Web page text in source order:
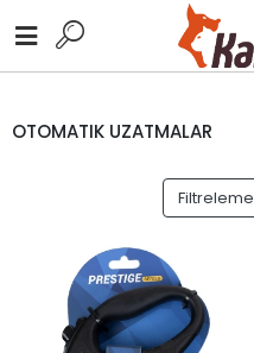
OTOMATIK UZATMALAR
Filtreleme